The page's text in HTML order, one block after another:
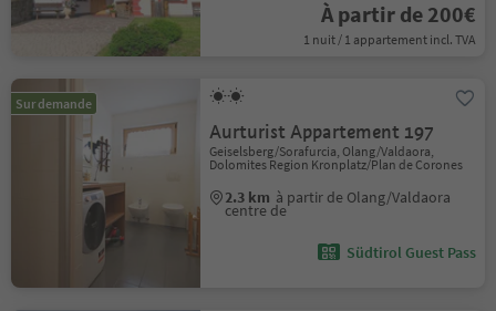
À partir de 200€
1 nuit / 1 appartement incl. TVA
Sur demande
Aurturist Appartement 197
Geiselsberg/Sorafurcia, Olang/Valdaora,
Dolomites Region Kronplatz/Plan de Corones
2.3 km à partir de Olang/Valdaora
centre de
Südtirol Guest Pass